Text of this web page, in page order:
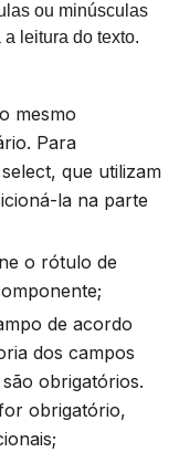
ou minúsculas
a leitura do texto.
mesmo
Para
que utilizam
la na parte
o rótulo de
de acordo
dos campos
obrigatórios.
obrigatório,